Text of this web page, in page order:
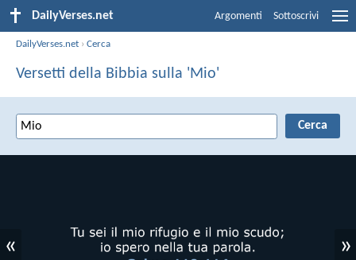
DailyVerses.net Argomenti Sottoscrivi
DailyVerses.net ›Cerca
Versetti della Bibbia sulla 'Mio'
« »